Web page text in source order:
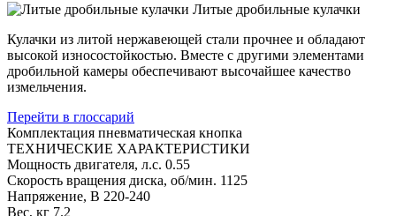
Литые дробильные кулачки
Кулачки из литой нержавеющей стали прочнее и обладают
высокой износостойкостью. Вместе с другими элементами
дробильной камеры обеспечивают высочайшее качество
измельчения.
Перейти в глоссарий
Комплектация пневматическая кнопка
ТЕХНИЧЕСКИЕ ХАРАКТЕРИСТИКИ
Мощность двигателя, л.с. 0.55
Скорость вращения диска, об/мин. 1125
Напряжение, В 220-240
Вес, кг 7.2